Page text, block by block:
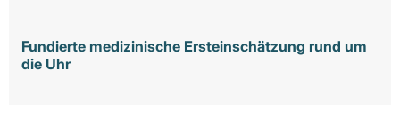
Fundierte medizinische Ersteinschätzung rund um
die Uhr